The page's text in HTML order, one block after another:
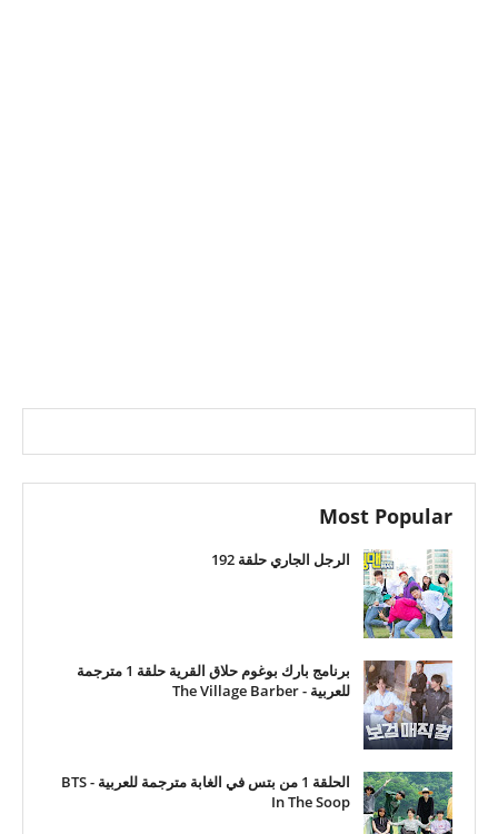
Most Popular
الرجل الجاري حلقة 192
برنامج بارك بوغوم حلاق القرية حلقة 1 مترجمة
للعربية - The Village Barber
الحلقة 1 من بتس في الغابة مترجمة للعربية - BTS
In The Soop